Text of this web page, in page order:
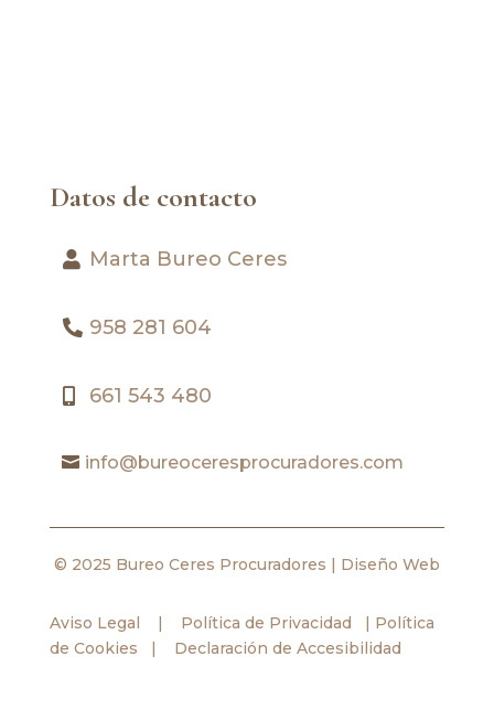
Datos de contacto
Marta Bureo Ceres
958 281 604
661 543 480
info@bureoceresprocuradores.com
© 2025 Bureo Ceres Procuradores | Diseño Web
Aviso Legal Política de Privacidad
Política
de Cookies
Declaración de Accesibilidad